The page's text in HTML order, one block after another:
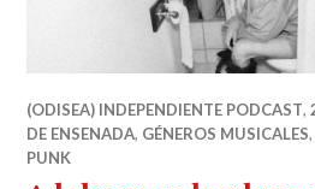
(ODISEA) INDEPENDIENTE PODCAST,
DE ENSENADA, GÉNEROS MUSICALES,
PUNK